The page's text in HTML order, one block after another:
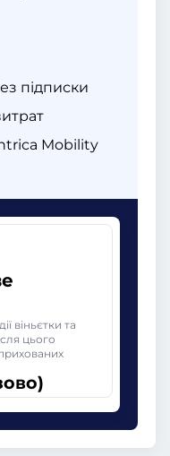
підписки
Mobility
віньєтки та
цього